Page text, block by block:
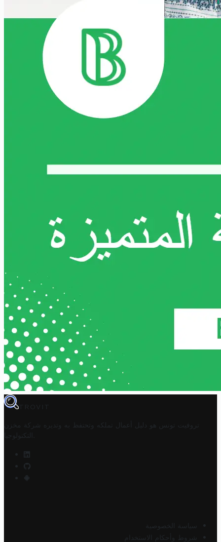
TROVIT
تروفيت تونس هو دليل أعمال تملكه وتحتفظ به وتديره
شركة مخزن
التكنولوجيا
سياسة الخصوصية
شروط وأحكام الاستخدام